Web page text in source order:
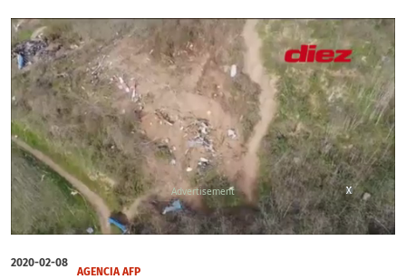
of
2
X
X
X
X
2020-02-08
AGENCIA AFP